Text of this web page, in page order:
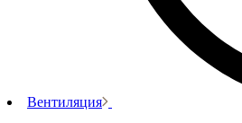
Вентиляция